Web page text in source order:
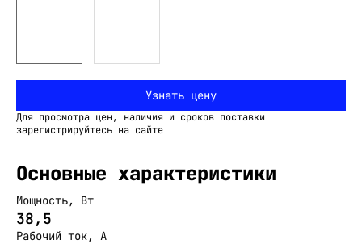
Узнать цену
Для просмотра цен, наличия и сроков поставки
зарегистрируйтесь на сайте
Основные характеристики
Мощность, Вт
38,5
Рабочий ток, А